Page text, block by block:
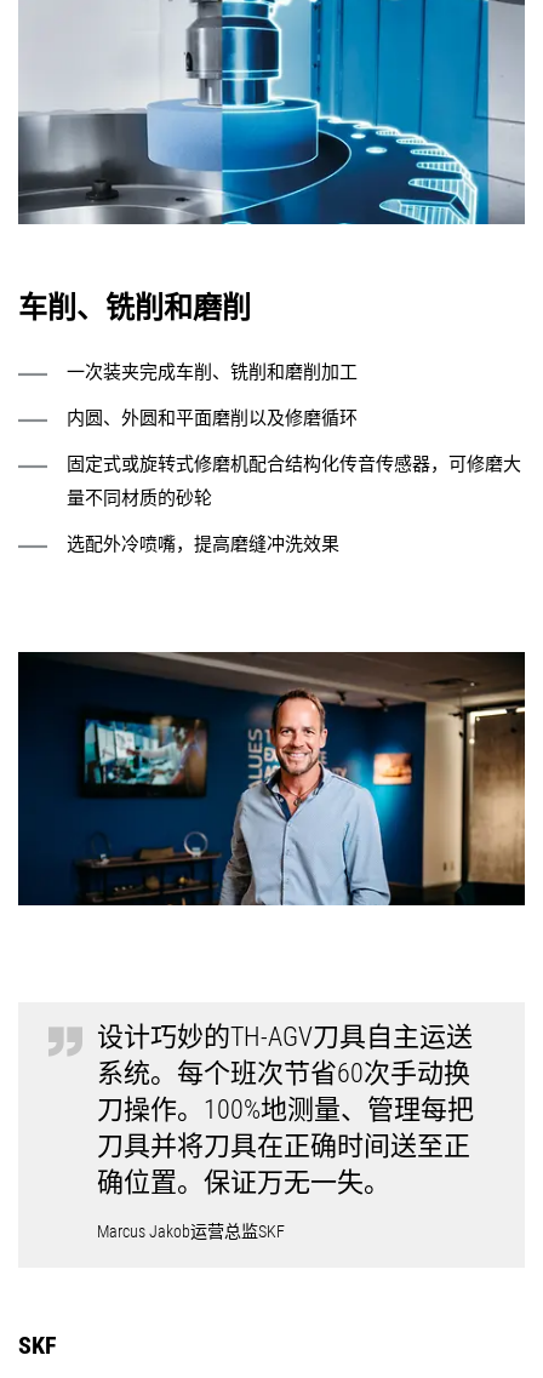
车削、铣削和磨削
一次装夹完成车削、铣削和磨削加工
内圆、外圆和平面磨削以及修磨循环
固定式或旋转式修磨机配合结构化传音传感器，可修磨大
量不同材质的砂轮
选配外冷喷嘴，提高磨缝冲洗效果
设计巧妙的TH-AGV刀具自主运送
系统。每个班次节省60次手动换
刀操作。100%地测量、管理每把
刀具并将刀具在正确时间送至正
确位置。保证万无一失。
Marcus Jakob运营总监SKF
SKF